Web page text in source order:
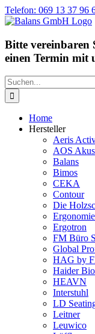
Zum
Inhalt
Telefon: 069 13 37 96
Facebook
Instagram
YouTube
Bitte vereinbaren
einen Termin mit
Suche
nach:
Home
Hersteller
Aeris
AOS
Balans
Bimos
CEKA
Contour
Die
Ergotron
FM Büro
Global
HAG by
Haider
HEAVN
Interstuhl
LD
Leitner
Leuwico